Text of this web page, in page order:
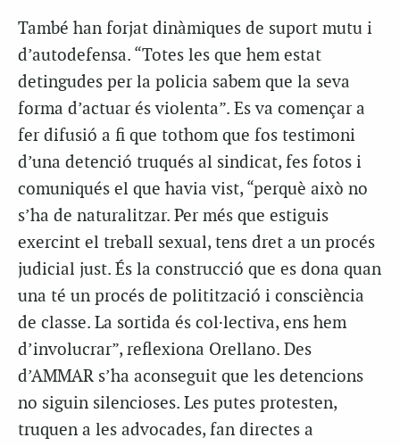
També han forjat dinàmiques de suport mutu i
d’autodefensa. “Totes les que hem estat
detingudes per la policia sabem que la seva
forma d’actuar és violenta”. Es va començar a
fer difusió a fi que tothom que fos testimoni
d’una detenció truqués al sindicat, fes fotos i
comuniqués el que havia vist, “perquè això no
s’ha de naturalitzar. Per més que estiguis
exercint el treball sexual, tens dret a un procés
judicial just. És la construcció que es dona quan
una té un procés de politització i consciència
de classe. La sortida és col·lectiva, ens hem
d’involucrar”, reflexiona Orellano. Des
d’AMMAR s’ha aconseguit que les detencions
no siguin silencioses. Les putes protesten,
truquen a les advocades, fan directes a